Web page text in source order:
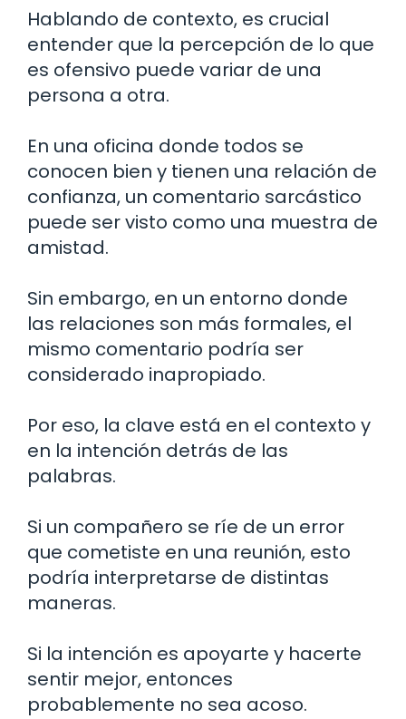
Hablando de contexto, es crucial
entender que la percepción de lo que
es ofensivo puede variar de una
persona a otra.
En una oficina donde todos se
conocen bien y tienen una relación de
confianza, un comentario sarcástico
puede ser visto como una muestra de
amistad.
Sin embargo, en un entorno donde
las relaciones son más formales, el
mismo comentario podría ser
considerado inapropiado.
Por eso, la clave está en el contexto y
en la intención detrás de las
palabras.
Si un compañero se ríe de un error
que cometiste en una reunión, esto
podría interpretarse de distintas
maneras.
Si la intención es apoyarte y hacerte
sentir mejor, entonces
probablemente no sea acoso.